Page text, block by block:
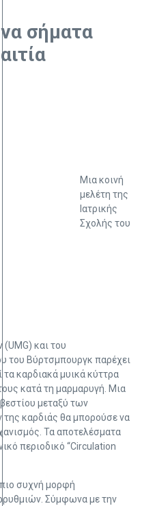
σήματα
Μια κοινή
μελέτη της
Ιατρικής
Σχολής του
(UMG) και του
του Βύρτσμπουργκ παρέχει
τα καρδιακά μυικά κύττρα
κατά τη μαρμαρυγή. Μια
μεταξύ των
καρδιάς θα μπορούσε να
Τα αποτελέσματα
περιοδικό “Circulation
συχνή μορφή
Σύμφωνα με την